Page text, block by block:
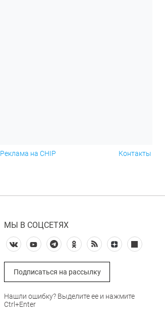
Реклама на CHIP Контакты
МЫ В СОЦСЕТЯХ
Подписаться на рассылку
Нашли ошибку? Выделите ее и нажмите
Ctrl+Enter